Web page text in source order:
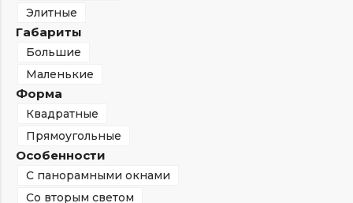
Элитные
Габариты
Большие
Маленькие
Форма
Квадратные
Прямоугольные
Особенности
С панорамными окнами
Со вторым светом